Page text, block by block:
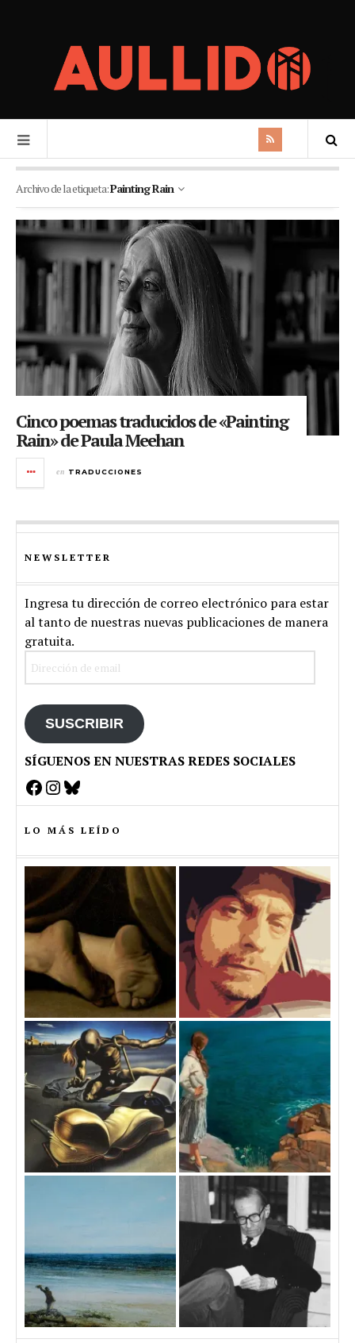
Archivo de la etiqueta:Painting Rain
Cinco poemas traducidos de «Painting
Rain» de Paula Meehan
en TRADUCCIONES
NEWSLETTER
Ingresa tu dirección de correo electrónico para estar
al tanto de nuestras nuevas publicaciones de manera
gratuita.
SUSCRIBIR
SÍGUENOS EN NUESTRAS REDES SOCIALES
Facebook
Instagram
Bluesky
LO MÁS LEÍDO